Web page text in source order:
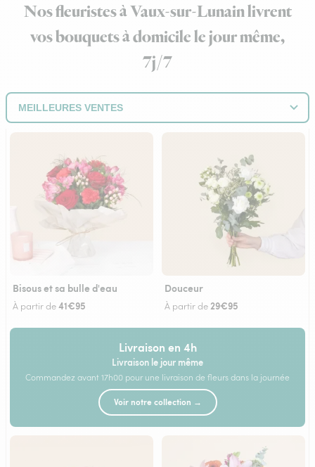
Nos fleuristes à Vaux-sur-Lunain livrent
vos bouquets à domicile le jour même,
7j/7
Bisous et sa bulle d'eau
À partir de41€95
Douceur
À partir de29€95
Livraison en 4h
Livraison le jour même
Commandez avant 17h00 pour une livraison de fleurs dans la journée
Voir notre collection →